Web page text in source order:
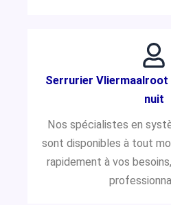
Serrurier
nuit
Nos spécialistes en
sont disponibles à tout
rapidement à vos